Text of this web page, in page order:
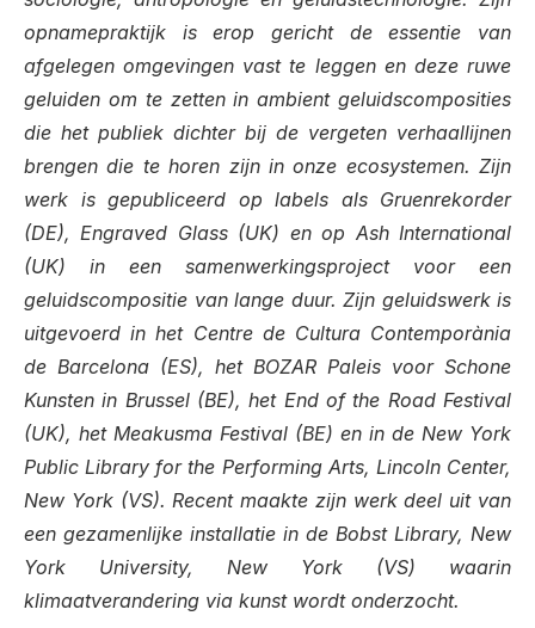
opnamepraktijk is erop gericht de essentie van
afgelegen omgevingen vast te leggen en deze ruwe
geluiden om te zetten in ambient geluidscomposities
die het publiek dichter bij de vergeten verhaallijnen
brengen die te horen zijn in onze ecosystemen. Zijn
werk is gepubliceerd op labels als Gruenrekorder
(DE), Engraved Glass (UK) en op Ash International
(UK) in een samenwerkingsproject voor een
geluidscompositie van lange duur. Zijn geluidswerk is
uitgevoerd in het Centre de Cultura Contemporània
de Barcelona (ES), het BOZAR Paleis voor Schone
Kunsten in Brussel (BE), het End of the Road Festival
(UK), het Meakusma Festival (BE) en in de New York
Public Library for the Performing Arts, Lincoln Center,
New York (VS). Recent maakte zijn werk deel uit van
een gezamenlijke installatie in de Bobst Library, New
York University, New York (VS) waarin
klimaatverandering via kunst wordt onderzocht.